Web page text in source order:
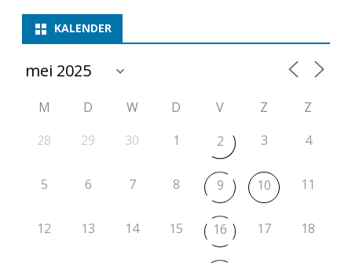
KALENDER
M D W D V Z
Z
28
29 30 1 2 3 4
5 6 7 8 9 10 11
12 13 14 15 16 17 18